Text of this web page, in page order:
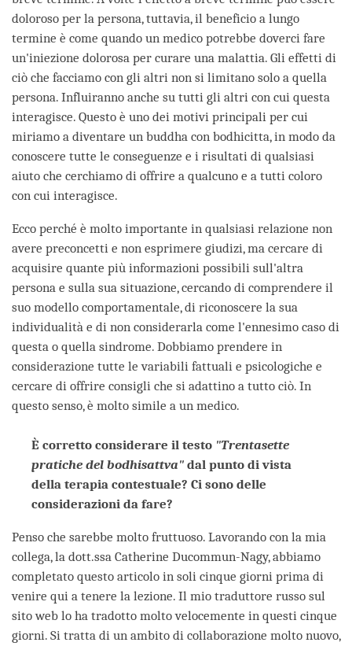
doloroso per la persona, tuttavia, il beneficio a lungo
termine è come quando un medico potrebbe doverci fare
un'iniezione dolorosa per curare una malattia. Gli effetti di
ciò che facciamo con gli altri non si limitano solo a quella
persona. Influiranno anche su tutti gli altri con cui questa
interagisce. Questo è uno dei motivi principali per cui
miriamo a diventare un buddha con bodhicitta, in modo da
conoscere tutte le conseguenze e i risultati di qualsiasi
aiuto che cerchiamo di offrire a qualcuno e a tutti coloro
con cui interagisce.
Ecco perché è molto importante in qualsiasi relazione non
avere preconcetti e non esprimere giudizi, ma cercare di
acquisire quante più informazioni possibili sull'altra
persona e sulla sua situazione, cercando di comprendere il
suo modello comportamentale, di riconoscere la sua
individualità e di non considerarla come l'ennesimo caso di
questa o quella sindrome. Dobbiamo prendere in
considerazione tutte le variabili fattuali e psicologiche e
cercare di offrire consigli che si adattino a tutto ciò. In
questo senso, è molto simile a un medico.
È corretto considerare il testo "Trentasette
pratiche del bodhisattva" dal punto di vista
della terapia contestuale? Ci sono delle
considerazioni da fare?
Penso che sarebbe molto fruttuoso. Lavorando con la mia
collega, la dott.ssa Catherine Ducommun-Nagy, abbiamo
completato questo articolo in soli cinque giorni prima di
venire qui a tenere la lezione. Il mio traduttore russo sul
sito web lo ha tradotto molto velocemente in questi cinque
giorni. Si tratta di un ambito di collaborazione molto nuovo,